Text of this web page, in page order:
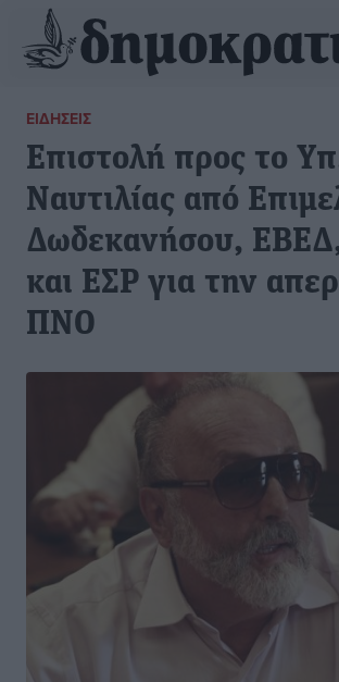
ΕΙΔΉΣΕΙΣ
Επιστολή προς το
Ναυτιλίας από
Δωδεκανήσου,
και ΕΣΡ για την
ΠΝΟ